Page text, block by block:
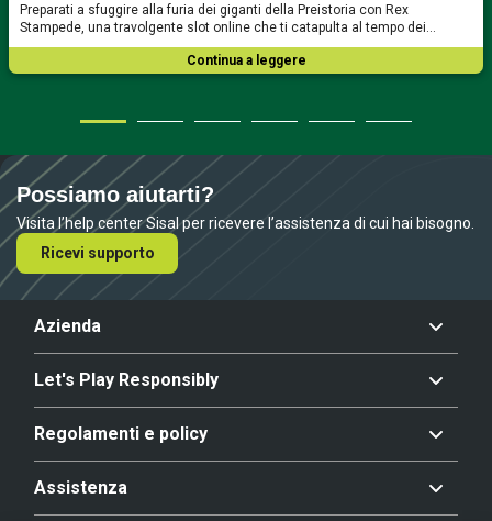
Preparati a sfuggire alla furia dei giganti della Preistoria con Rex
Stampede, una travolgente slot online che ti catapulta al tempo dei…
Continua a leggere
Possiamo aiutarti?
Visita l’help center Sisal per ricevere l’assistenza di cui hai bisogno.
Ricevi supporto
Azienda
Let's Play Responsibly
Regolamenti e policy
Assistenza